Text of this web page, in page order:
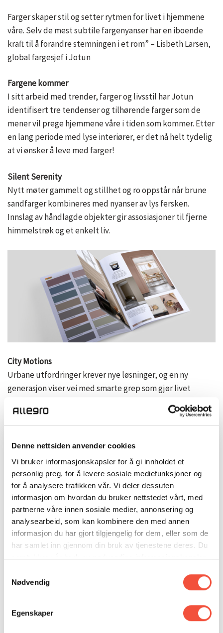
Denne nettsiden anvender cookies
Vi bruker informasjonskapsler for å gi innholdet et
personlig preg, for å levere sosiale mediefunksjoner og
for å analysere trafikken vår. Vi deler dessuten
informasjon om hvordan du bruker nettstedet vårt, med
partnerne våre innen sosiale medier, annonsering og
analysearbeid, som kan kombinere den med annen
informasjon du har gjort tilgjengelig for dem, eller som de
har samlet inn gjennom din bruk av tjenestene deres. Du
samtykker vår bruk av nødvendige informasjonskapsler
Nødvendig
Egenskaper
Farger skaper stil og setter rytmen for livet i hjemmene
våre. Selv de mest subtile fargenyanser har en iboende
kraft til å forandre stemningen i et rom” – Lisbeth Larsen,
global fargesjef i Jotun
Fargene kommer
I sitt arbeid med trender, farger og livsstil har Jotun
identifisert tre tendenser og tilhørende farger som de
mener vil prege hjemmene våre i tiden som kommer. Etter
en lang periode med lyse interiører, er det nå helt tydelig
at vi ønsker å leve med farger!
Silent Serenity
Nytt møter gammelt og stillhet og ro oppstår når brune
sandfarger kombineres med nyanser av lys fersken.
Innslag av håndlagde objekter gir assosiasjoner til fjerne
himmelstrøk og et enkelt liv.
City Motions
Urbane utfordringer krever nye løsninger, og en ny
generasjon viser vei med smarte grep som gjør livet
trenden og har sin base i blå nyanser.
Lush Garden
Nå blir de grønne nyansene hakket dypere og mer
omsluttende. Samtidig kommer det inn blå-grønne toner.
Røde nyanser i ulik fargestyrke får også innpass.
Enklere fargevalg